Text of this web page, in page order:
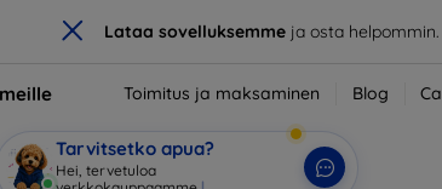
× Lataa sovelluksemmeja osta helpommin.
Toimitus ja maksaminen Blog
Tarvitsetko apua?
Ole|